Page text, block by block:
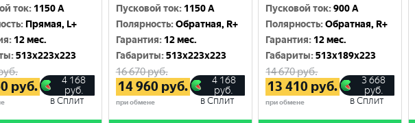
ток: 1150 A
: Прямая, L+
: 12 мес.
:513x223x223
руб.
4 168
руб.
в Сплит
Пусковой ток: 1150 A
Полярность:Обратная, R+
Гарантия: 12 мес.
Габариты:513x223x223
16 670руб.
14 960 руб.
при обмене
4 168
руб.
в Сплит
Пусковой ток:900 A
Полярность:Обратная, R+
Гарантия: 12 мес.
Габариты:513x189x223
14 670руб.
13 410 руб.
при обмене
3 668
руб.
в Сплит